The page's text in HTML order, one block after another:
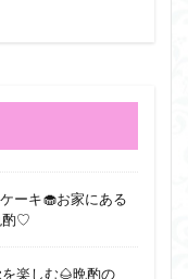
ーキ🧁お家にある
酌♡
楽しむ🌰晩酌の